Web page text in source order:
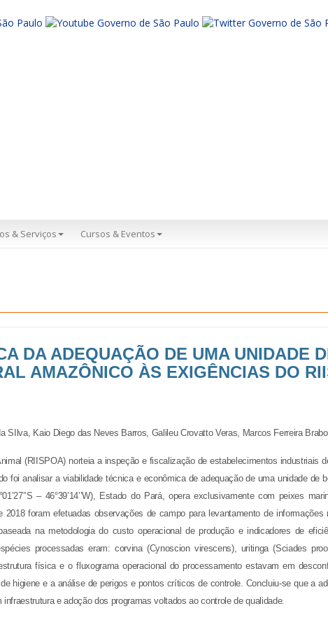
& Serviços Cursos & Eventos
DA ADEQUAÇÃO DE UMA UNIDADE
AMAZÔNICO ÀS EXIGÊNCIAS DO
SIlva, Kaio Diego das Neves Barros Galileu Crovatto Veras Marcos Ferreira Brabo
(RIISPOA) norteia a inspeção e fiscalização de estabelecimentos industriais
analisar a viabilidade técnica e econômica de adequação de uma unidade de
– 46°39’14’’W), Estado do Pará, opera exclusivamente com peixes
foram efetuadas observações de campo para levantamento de informações
na metodologia do custo operacional de produção e indicadores de
processadas eram: corvina (Cynoscion virescens), uritinga (Sciades
física e o fluxograma operacional do processamento estavam em
higiene e a análise de perigos e pontos críticos de controle. Concluiu-se que a
e adoção dos programas voltados ao controle de qualidade.